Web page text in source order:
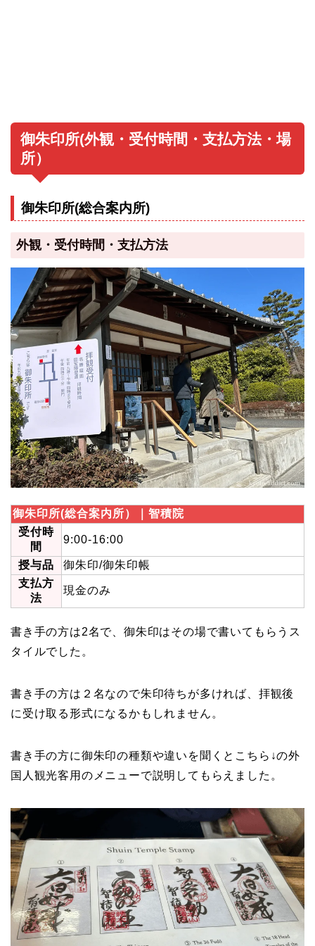
御朱印所(外観・受付時間・支払方法・場
所）
御朱印所(総合案内所)
外観・受付時間・支払方法
御朱印所(総合案内所）｜智積院
受付時
間
9:00-16:00
授与品
御朱印/御朱印帳
支払方
法
現金のみ
書き手の方は2名で、御朱印はその場で書いてもらうス
タイルでした。
書き手の方は２名なので朱印待ちが多ければ、拝観後
に受け取る形式になるかもしれません。
書き手の方に御朱印の種類や違いを聞くとこちら↓の外
国人観光客用のメニューで説明してもらえました。